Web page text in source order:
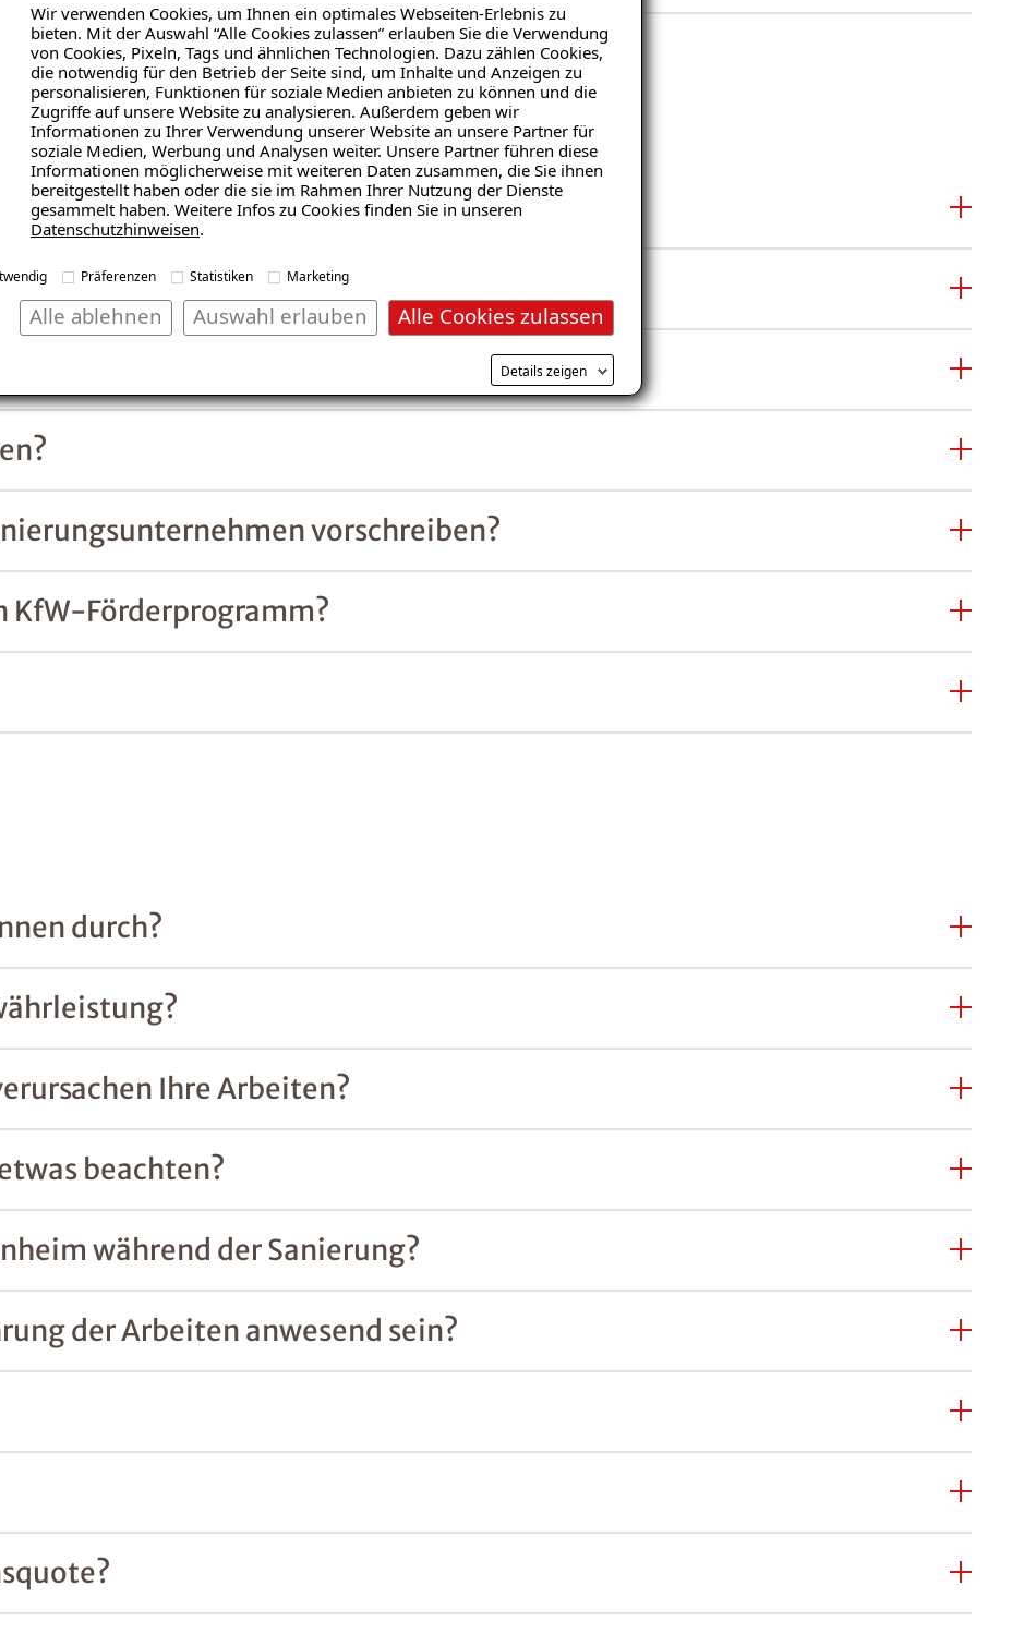
Wir verwenden Cookies, um Ihnen ein optimales Webseiten-Erlebnis zu
bieten. Mit der Auswahl “Alle Cookies zulassen” erlauben Sie die Verwendung
von Cookies, Pixeln, Tags und ähnlichen Technologien. Dazu zählen Cookies,
die notwendig für den Betrieb der Seite sind, um Inhalte und Anzeigen zu
personalisieren, Funktionen für soziale Medien anbieten zu können und die
Zugriffe auf unsere Website zu analysieren. Außerdem geben wir
Informationen zu Ihrer Verwendung unserer Website an unsere Partner für
soziale Medien, Werbung und Analysen weiter. Unsere Partner führen diese
Informationen möglicherweise mit weiteren Daten zusammen, die Sie ihnen
bereitgestellt haben oder die sie im Rahmen Ihrer Nutzung der Dienste
gesammelt haben. Weitere Infos zu Cookies finden Sie in unseren
Datenschutzhinweisen.
Präferenzen Statistiken Marketing
Alle Cookies zulassen
Auswahl erlauben
Alle ablehnen
Details zeigen
vorschreiben?
KfW-Förderprogramm?
durch?
Ihre Arbeiten?
beachten?
während der Sanierung?
der Arbeiten anwesend sein?